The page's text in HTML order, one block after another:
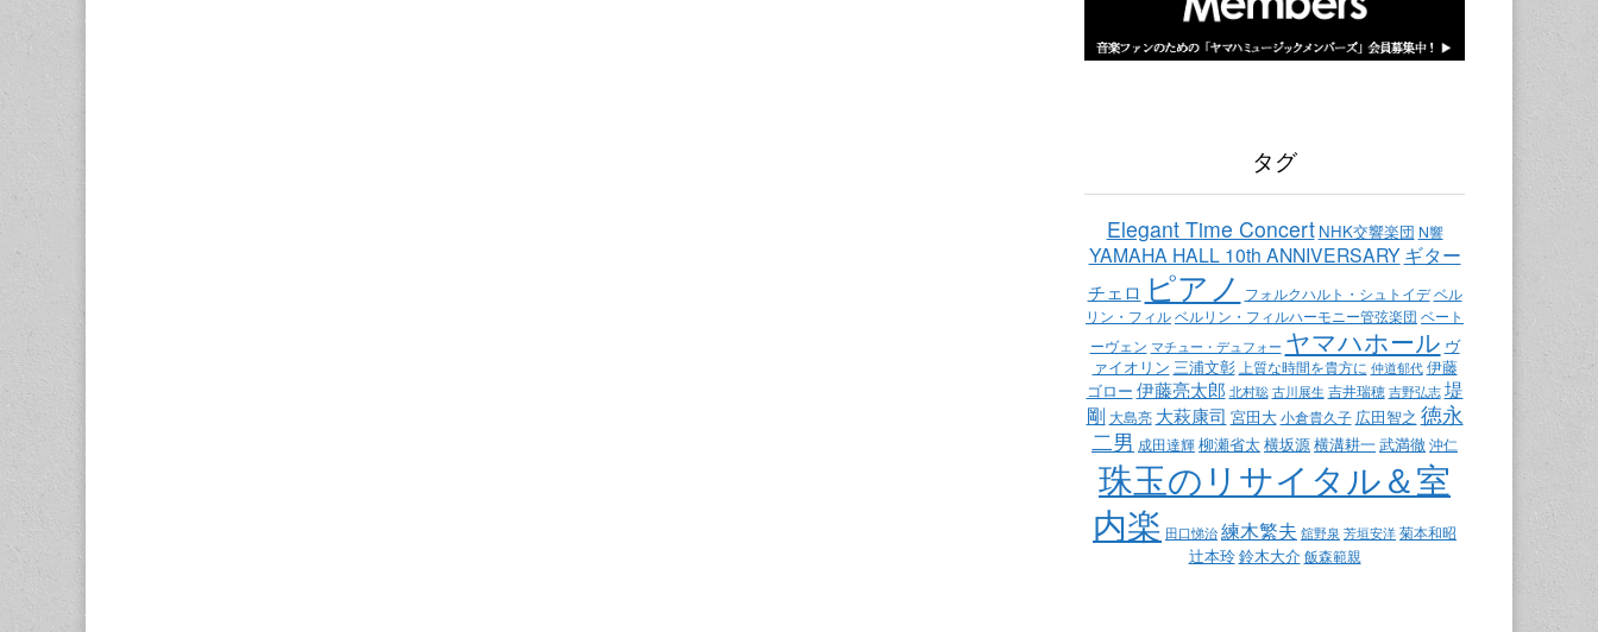
タグ
Elegant Time Concert NHK交響楽団 N響
YAMAHA HALL 10th ANNIVERSARY ギター
チェロ ピアノ フォルクハルト・シュトイデ ベル
リン・フィルベルリン・フィルハーモニー管弦楽団 ベート
ーヴェン マチュー・デュフォー ヤマハホール ヴ
ァイオリン 三浦文彰上質な時間を貴方に 仲道郁代 伊藤
ゴロー 伊藤亮太郎 北村聡 古川展生 吉井瑞穂 吉野弘志 堤
剛 大島亮 大萩康司 宮田大 小倉貴久子 広田智之 徳永
二男 成田達輝柳瀬省太横坂源横溝耕一武満徹沖仁
珠玉のリサイタル＆室
内楽 田口悌治 練木繁夫 舘野泉 芳垣安洋 菊本和昭
辻本玲鈴木大介 飯森範親